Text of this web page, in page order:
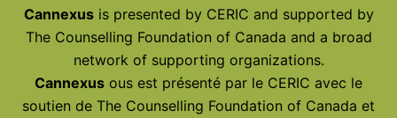
Cannexusis presented by CERIC and supported by
The Counselling Foundation of Canada and a broad
network of supporting organizations.
Cannexus ous est présenté par le CERIC avec le
soutien de The Counselling Foundation of Canada et